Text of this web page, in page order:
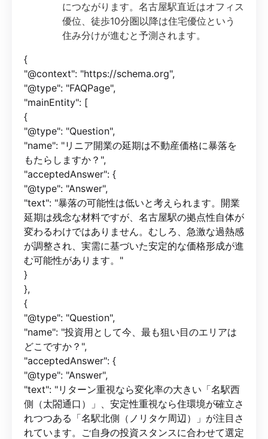
につながります。名古屋駅直近はオフィス
優位、徒歩10分圏以降は住宅優位という
住み分けが進むと予測されます。
{
"@context": "https://schema.org",
"@type": "FAQPage",
"mainEntity": [
{
"@type": "Question",
"name": "リニア開業の延期は不動産価格に暴落を
もたらしますか？",
"acceptedAnswer": {
"@type": "Answer",
"text": "暴落の可能性は低いと考えられます。開業
延期は残念な材料ですが、名古屋駅の拠点性自体が
変わるわけではありません。むしろ、急激な過熱感
が調整され、実需に基づいた安定的な価格形成が進
む可能性があります。"
}
},
{
"@type": "Question",
"name": "投資用として今、最も狙い目のエリアは
どこですか？",
"acceptedAnswer": {
"@type": "Answer",
"text": "リターン重視なら変化率の大きい「名駅西
側（太閤通口）」、安定性重視なら住環境が確立さ
れつつある「名駅北側（ノリタケ周辺）」が注目さ
れています。ご自身の投資スタンスに合わせて選定